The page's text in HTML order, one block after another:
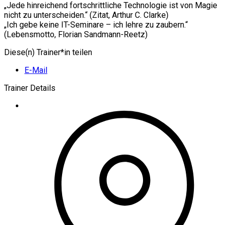
„Jede hinreichend fortschrittliche Technologie ist von Magie
nicht zu unterscheiden.“ (Zitat, Arthur C. Clarke)
„Ich gebe keine IT-Seminare – ich lehre zu zaubern.“
(Lebensmotto, Florian Sandmann-Reetz)
Diese(n) Trainer*in teilen
E-Mail
Trainer Details